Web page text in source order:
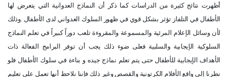
أظهرت نتائج كثيرة من الدراسات كما ذكر أن النماذج العدوانية التي يتعرض لها
الأطفال في التلفاز تؤثر بشكل قوي في ظهور السلوك العدواني لدى الأطفال .وذلك
لأن وسائل الإعلام المرئية والمسموعة والمقروءة تلعب دوراً كبيراً في تعلم النماذج
السلوكية الإيجابية والسلبية فعلى ضوء ذلك يجب أن توفر البرامج الفعالة ذات
الأهداف الإيجابية للأطفال حتى يتم تعلم نماذج جيده و بناءة في سلوك الأطفال فلو
نظرنا إلى واقع الأفلام الكرتونية والقصص وغير ذلك فإننا نلاحظ أنها تعمل على تعليم